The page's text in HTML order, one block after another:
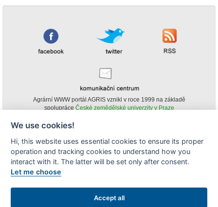
Agrární WWW portál AGRIS vznikl v roce 1999 na základě
spolupráce České zemědělské univerzity v Praze
obsahu agrárního WWW portálu AGRIS je možné
(pokud není uvedeno jinak) pouze za podmínky uvedení zdroje v podobě
www.agris.cz a data publikace v AGRISu.
We use cookies!
Hi, this website uses essential cookies to ensure its proper
operation and tracking cookies to understand how you
interact with it. The latter will be set only after consent.
Let me choose
Accept all